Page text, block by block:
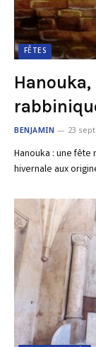
FÊTES
BENJAMIN 23
Hanouka : une fête
hivernale aux